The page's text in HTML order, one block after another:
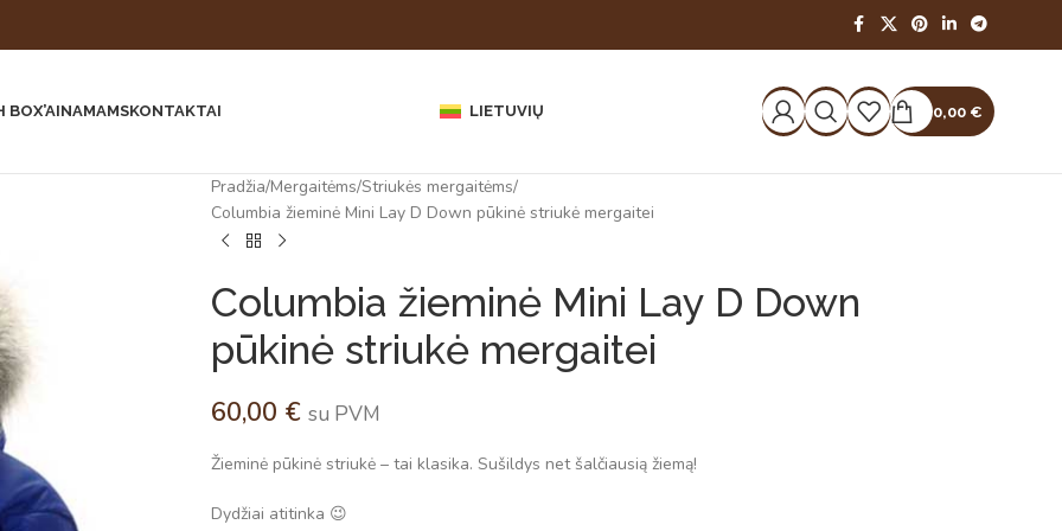
BOX’AINAMAMSKONTAKTAI LIETUVIŲ 0,00 €
Pradžia Mergaitėms Striukės mergaitėms
Columbia žieminė Mini Lay D Down pūkinė striukė mergaitei
Columbia žieminė Mini Lay D Down
pūkinė striukė mergaitei
60,00 € su PVM
Žieminė pūkinė striukė – tai klasika. Sušildys net šalčiausią žiemą!
Dydžiai atitinka 😉